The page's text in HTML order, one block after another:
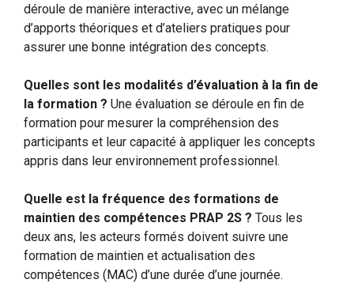
déroule de manière interactive, avec un mélange
d’apports théoriques et d’ateliers pratiques pour
assurer une bonne intégration des concepts.
Quelles sont les modalités d’évaluation à la fin de
la formation ? Une évaluation se déroule en fin de
formation pour mesurer la compréhension des
participants et leur capacité à appliquer les concepts
appris dans leur environnement professionnel.
Quelle est la fréquence des formations de
maintien des compétences PRAP 2S ? Tous les
deux ans, les acteurs formés doivent suivre une
formation de maintien et actualisation des
compétences (MAC) d’une durée d’une journée.